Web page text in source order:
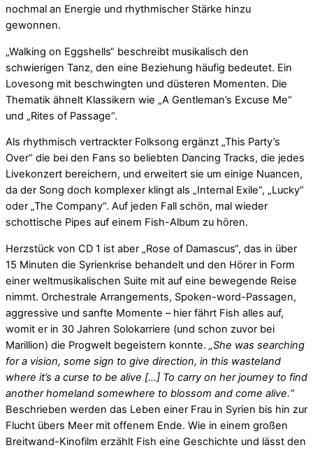
nochmal an Energie und rhythmischer Stärke hinzu
gewonnen.
„Walking on Eggshells“ beschreibt musikalisch den
schwierigen Tanz, den eine Beziehung häufig bedeutet. Ein
Lovesong mit beschwingten und düsteren Momenten. Die
Thematik ähnelt Klassikern wie „A Gentleman’s Excuse Me“
und „Rites of Passage“.
Als rhythmisch vertrackter Folksong ergänzt „This Party’s
Over“ die bei den Fans so beliebten Dancing Tracks, die jedes
Livekonzert bereichern, und erweitert sie um einige Nuancen,
da der Song doch komplexer klingt als „Internal Exile“, „Lucky“
oder „The Company“. Auf jeden Fall schön, mal wieder
schottische Pipes auf einem Fish-Album zu hören.
Herzstück von CD 1 ist aber „Rose of Damascus“, das in über
15 Minuten die Syrienkrise behandelt und den Hörer in Form
einer weltmusikalischen Suite mit auf eine bewegende Reise
nimmt. Orchestrale Arrangements, Spoken-word-Passagen,
aggressive und sanfte Momente – hier fährt Fish alles auf,
womit er in 30 Jahren Solokarriere (und schon zuvor bei
Marillion) die Progwelt begeistern konnte. „She was searching
for a vision, some sign to give direction, in this wasteland
where it’s a curse to be alive […] To carry on her journey to find
another homeland somewhere to blossom and come alive.“
Beschrieben werden das Leben einer Frau in Syrien bis hin zur
Flucht übers Meer mit offenem Ende. Wie in einem großen
Breitwand-Kinofilm erzählt Fish eine Geschichte und lässt den